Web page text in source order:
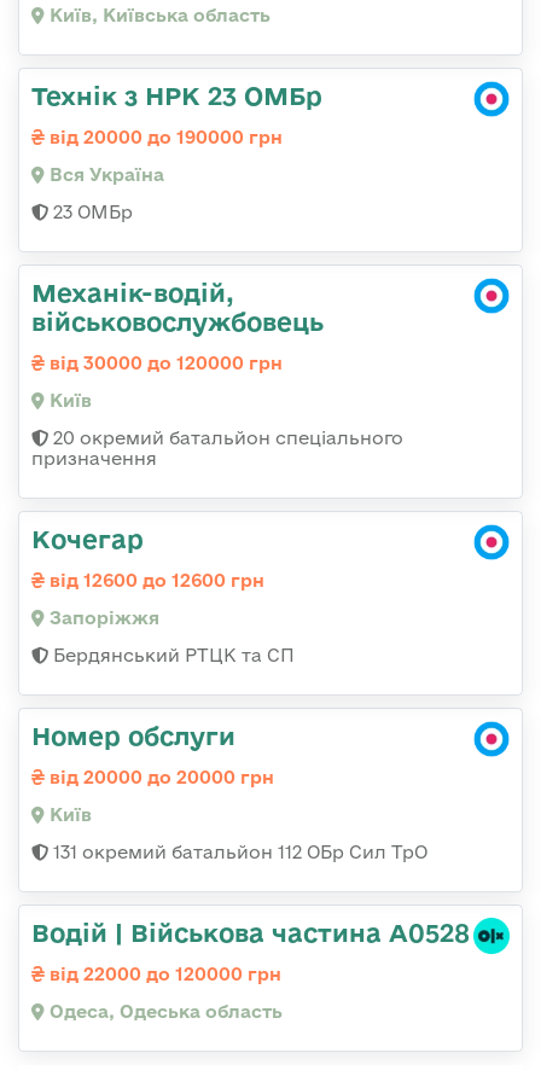
Київ, Київська область
Технік з НРК 23 ОМБр
від 20000 до 190000 грн
Вся Україна
23 ОМБр
Механік-водій,
військовослужбовець
від 30000 до 120000 грн
Київ
20 окремий батальйон спеціального
призначення
Кочегар
від 12600 до 12600 грн
Запоріжжя
Бердянський РТЦК та СП
Номер обслуги
від 20000 до 20000 грн
Київ
131 окремий батальйон 112 ОБр Сил ТрО
Водій | Військова частина А0528
від 22000 до 120000 грн
Одеса, Одеська область